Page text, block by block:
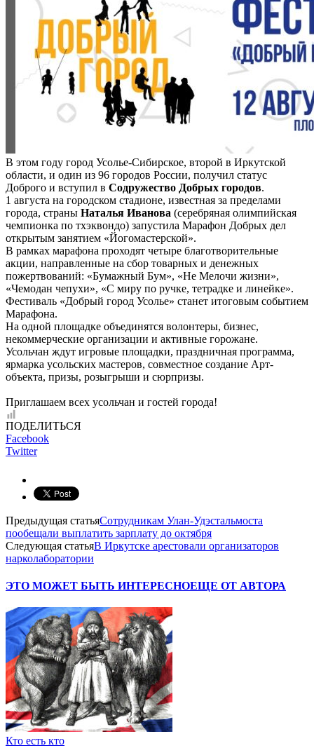
В этом году город Усолье-Сибирское, второй в Иркутской
области, и один из 96 городов России, получил статус
Доброго и вступил в Содружество Добрых городов.
1 августа на городском стадионе, известная за пределами
города, страны Наталья Иванова (серебряная олимпийская
чемпионка по тхэквондо) запустила Марафон Добрых дел
открытым занятием «Йогомастерской».
В рамках марафона проходят четыре благотворительные
акции, направленные на сбор товарных и денежных
пожертвований: «Бумажный Бум», «Не Мелочи жизни»,
«Чемодан чепухи», «С миру по ручке, тетрадке и линейке».
Фестиваль «Добрый город Усолье» станет итоговым событием
Марафона.
На одной площадке объединятся волонтеры, бизнес,
некоммерческие организации и активные горожане.
Усольчан ждут игровые площадки, праздничная программа,
ярмарка усольских мастеров, совместное создание Арт-
объекта, призы, розыгрыши и сюрпризы.
Приглашаем всех усольчан и гостей города!
ПОДЕЛИТЬСЯ
Facebook
Twitter
Предыдущая статьяСотрудникам Улан-Удэстальмоста
пообещали выплатить зарплату до октября
Следующая статьяВ Иркутске арестовали организаторов
нарколаборатории
ЭТО МОЖЕТ БЫТЬ ИНТЕРЕСНОЕЩЕ ОТ АВТОРА
Кто есть кто